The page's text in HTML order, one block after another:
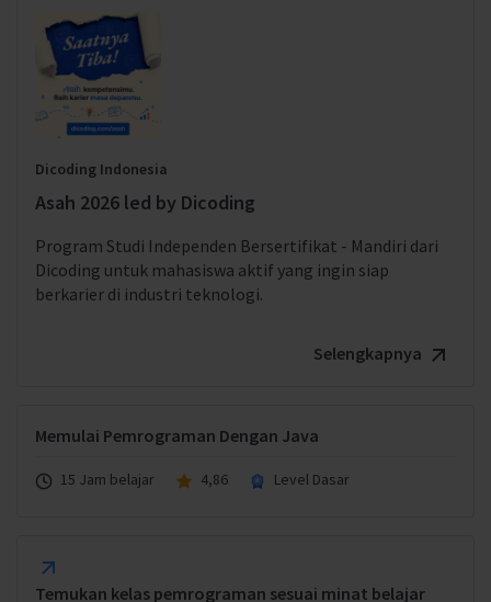
Dicoding Indonesia
Asah 2026 led by Dicoding
Program Studi Independen Bersertifikat - Mandiri dari
Dicoding untuk mahasiswa aktif yang ingin siap
berkarier di industri teknologi.
Selengkapnya
Memulai Pemrograman Dengan Java
15 Jam belajar 4,86 Level Dasar
Temukan kelas pemrograman sesuai minat belajar